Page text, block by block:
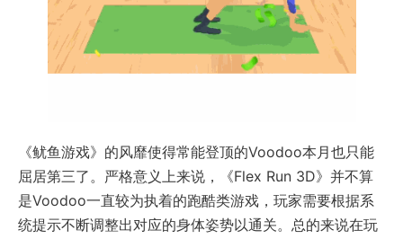
《鱿鱼游戏》的风靡使得常能登顶的Voodoo本月也只能
屈居第三了。严格意义上来说，《Flex Run 3D》并不算
是Voodoo一直较为执着的跑酷类游戏，玩家需要根据系
统提示不断调整出对应的身体姿势以通关。总的来说在玩